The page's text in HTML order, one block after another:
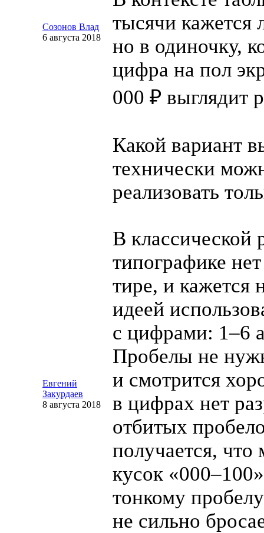
Созонов Влад
6 августа 2018
тысячи кажется
но в одиночку,
цифра на пол
000 ₽ выглядит
Какой вариант
технически
реализовать
Евгений
Закурдаев
8 августа 2018
В классической
типографике
тире, и кажется
идеей
с цифрами: 1–6
Пробелы не
и смотрится
в цифрах нет
отбитых
получается,
кусок
тонкому
не сильно